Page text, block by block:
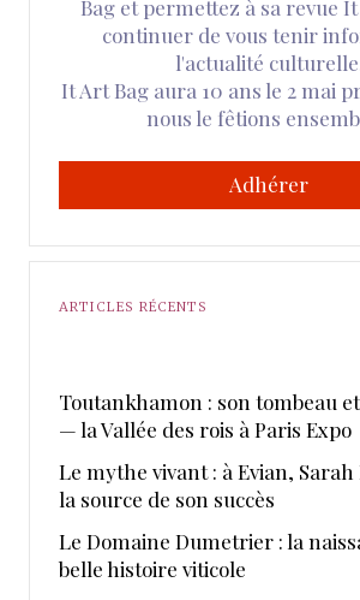
Bag et permettez à sa revue
continuer de vous tenir
l'actualité
It Art Bag aura 10 ans le 2 mai
nous le fêtions
Adhérer
ARTICLES RÉCENTS
Toutankhamon : son tombeau
— la Vallée des rois à Paris Expo
Le mythe vivant : à Evian,
la source de son succès
Le Domaine Dumetrier : la
belle histoire viticole